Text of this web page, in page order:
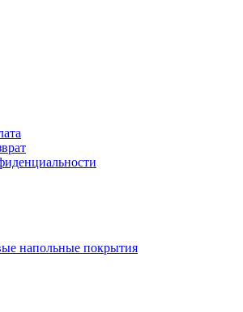
напольные покрытия